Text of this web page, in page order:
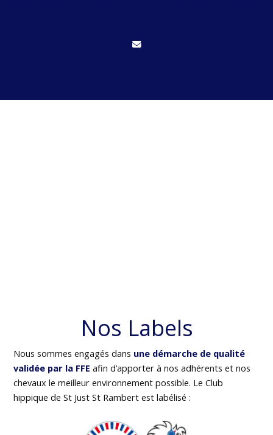
Nos Labels
Nous sommes engagés dans une démarche de qualité
validée par la FFE afin d’apporter à nos adhérents et nos
chevaux le meilleur environnement possible. Le Club
hippique de St Just St Rambert est labélisé :